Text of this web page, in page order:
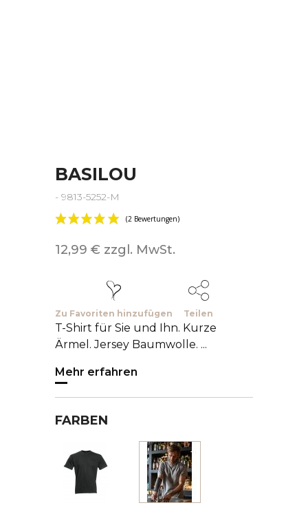
BASILOU
- 9813-5252-M
12,99 € zzgl. MwSt.
Zu Favoriten hinzufügen Teilen
T-Shirt für Sie und Ihn. Kurze
Ärmel. Jersey Baumwolle. ...
Mehr erfahren
FARBEN
Schwarz